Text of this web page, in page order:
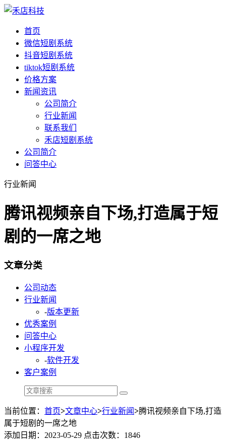
首页
微信短剧系统
抖音短剧系统
tiktok短剧系统
价格方案
新闻资讯
公司简介
行业新闻
联系我们
禾店短剧系统
公司简介
问答中心
行业新闻
腾讯视频亲自下场,打造属于短
剧的一席之地
文章分类
公司动态
行业新闻
-版本更新
优秀案例
问答中心
小程序开发
-软件开发
客户案例
当前位置： 首页>文章中心>行业新闻>腾讯视频亲自下场,打造
属于短剧的一席之地
添加日期：2023-05-29 点击次数：1846